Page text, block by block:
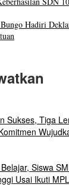
Hadiri
Sukses, Tiga
Siswa
Usai Ikuti